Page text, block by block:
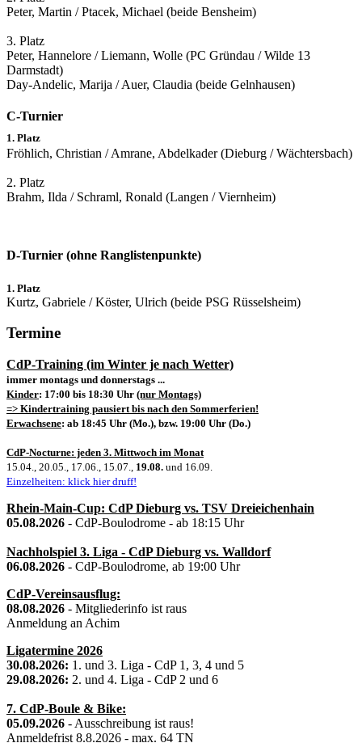
Peter, Martin / Ptacek, Michael (beide Bensheim)
3. Platz
Peter, Hannelore / Liemann, Wolle (PC Gründau / Wilde 13
Darmstadt)
Day-Andelic, Marija / Auer, Claudia (beide Gelnhausen)
C-Turnier
1. Platz
Fröhlich, Christian / Amrane, Abdelkader (Dieburg / Wächtersbach)
2. Platz
Brahm, Ilda / Schraml, Ronald (Langen / Viernheim)
D-Turnier (ohne Ranglistenpunkte)
1. Platz
Kurtz, Gabriele / Köster, Ulrich (beide PSG Rüsselsheim)
Termine
CdP-Training (im Winter je nach Wetter)
immer montags und donnerstags ...
Kinder: 17:00 bis 18:30 Uhr (nur Montags)
=> Kindertraining pausiert bis nach den Sommerferien!
Erwachsene: ab 18:45 Uhr (Mo.), bzw. 19:00 Uhr (Do.)
CdP-Nocturne: jeden 3. Mittwoch im Monat
15.04., 20.05., 17.06., 15.07., 19.08. und 16.09.
Einzelheiten: klick hier druff!
Rhein-Main-Cup: CdP Dieburg vs. TSV Dreieichenhain
05.08.2026 - CdP-Boulodrome - ab 18:15 Uhr
Nachholspiel 3. Liga - CdP Dieburg vs. Walldorf
06.08.2026 - CdP-Boulodrome, ab 19:00 Uhr
CdP-Vereinsausflug:
08.08.2026 - Mitgliederinfo ist raus
Anmeldung an Achim
Ligatermine 2026
30.08.2026: 1. und 3. Liga - CdP 1, 3, 4 und 5
29.08.2026: 2. und 4. Liga - CdP 2 und 6
7. CdP-Boule & Bike:
05.09.2026 - Ausschreibung ist raus!
Anmeldefrist 8.8.2026 - max. 64 TN